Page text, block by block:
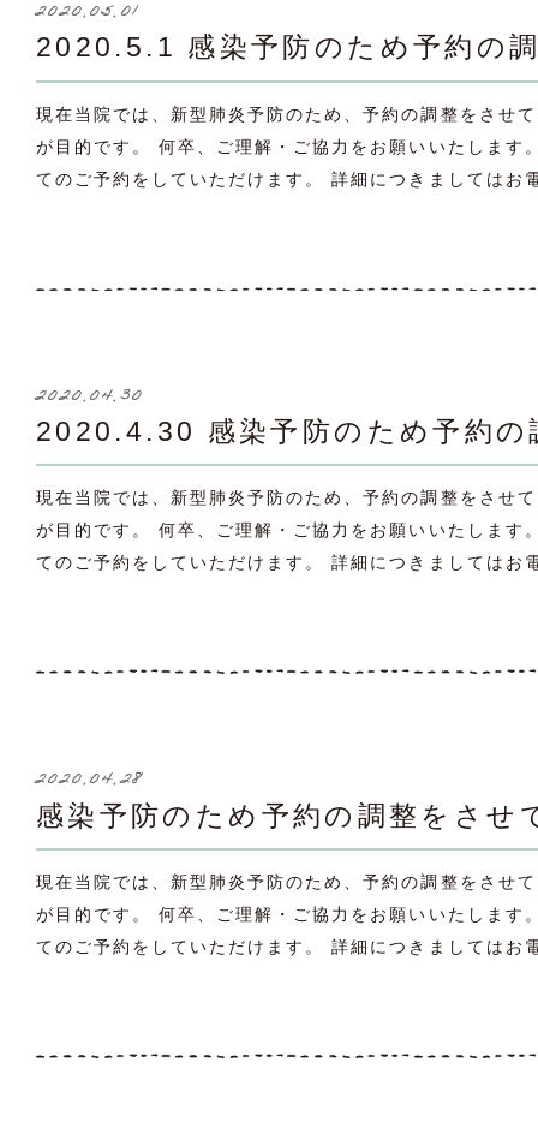
2020.05.01
2020.5.1 感染予防のため予約の
現在当院では、新型肺炎予防のため、予約の調整をさせ
が目的です。 何卒、ご理解・ご協力をお願いいたしま
てのご予約をしていただけます。 詳細につきましてはお
2020.04.30
2020.4.30 感染予防のため予約
現在当院では、新型肺炎予防のため、予約の調整をさせ
が目的です。 何卒、ご理解・ご協力をお願いいたしま
てのご予約をしていただけます。 詳細につきましてはお
2020.04.28
感染予防のため予約の調整をさせ
現在当院では、新型肺炎予防のため、予約の調整をさせ
が目的です。 何卒、ご理解・ご協力をお願いいたしま
てのご予約をしていただけます。 詳細につきましてはお